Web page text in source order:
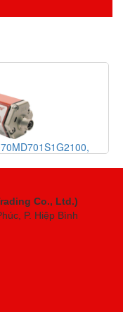
Co., Ltd.)
P. Hiệp Bình